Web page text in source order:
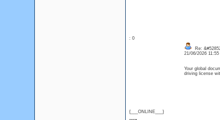
: 0
{___ONLINE___}
Re:
21/06/2026
Your global
driving license